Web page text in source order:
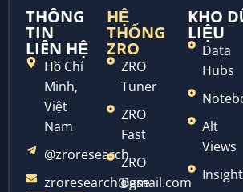
THÔNG
TIN
LIÊN HỆ
Hồ Chí
Minh,
Việt
Nam
@zroresearch
zroresearch@gmail.com
HỆ
THỐNG
ZRO
ZRO
Tuner
ZRO
Fast
ZRO
Base
KHO
LIỆU
Data
Hubs
Alt
Views